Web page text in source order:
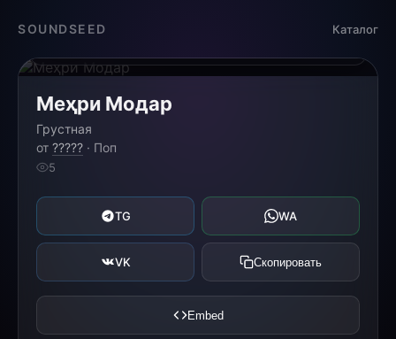
SOUNDSEED Каталог
Меҳри Модар
Грустная
от ????? · Поп
5
TG WA
VK Скопировать
Embed